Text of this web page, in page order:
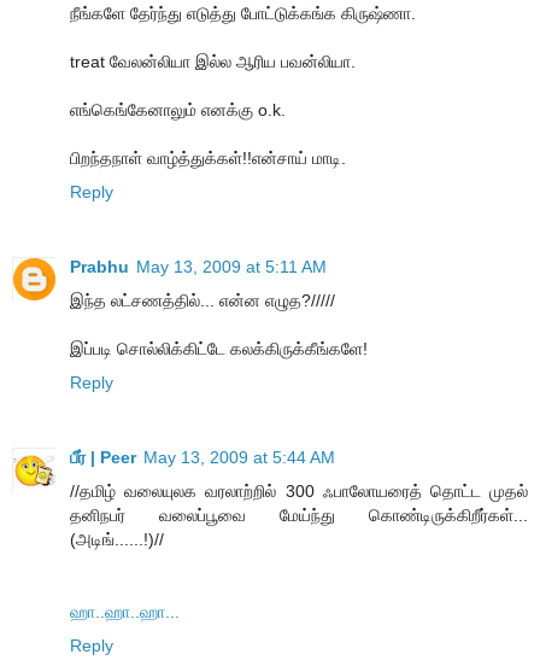
நீங்களே தேர்ந்து எடுத்து போட்டுக்கங்க கிருஷ்ணா.
treat வேலன்லியா இல்ல ஆரிய பவன்லியா.
எங்கெங்கேனாலும் எனக்கு o.k.
பிறந்தநாள் வாழ்த்துக்கள்!!என்சாய் மாடி.
Reply
Prabhu May 13, 2009 at 5:11 AM
இந்த லட்சணத்தில்... என்ன எழுத?/////
இப்படி சொல்லிக்கிட்டே கலக்கிருக்கீங்களே!
Reply
பீர் | Peer May 13, 2009 at 5:44 AM
//தமிழ் வலையுலக வரலாற்றில் 300 ஃபாலோயரைத் தொட்ட முதல்
தனிநபர் வலைப்பூவை மேய்ந்து கொண்டிருக்கிறீர்கள்...
(அடிங்......!)//
ஹா..ஹா..ஹா...
Reply